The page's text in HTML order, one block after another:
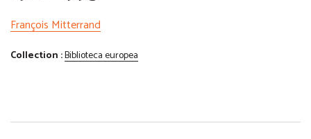
François Mitterrand
Collection :Biblioteca europea